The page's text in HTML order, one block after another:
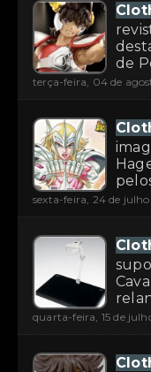
de
terça-feira, 04 de
sexta-feira, 24 de
quarta-feira, 15 de